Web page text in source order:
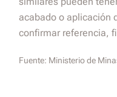
acabado o aplicación
confirmar referencia,
Fuente: Ministerio de